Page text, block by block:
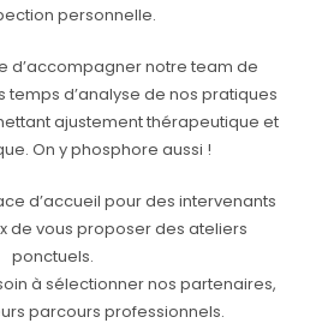
personnelle.
d’accompagner notre team de
d’analyse de nos pratiques
ajustement thérapeutique et
On y phosphore aussi !
d’accueil pour des intervenants
de vous proposer des ateliers
ponctuels.
à sélectionner nos partenaires,
parcours professionnels.